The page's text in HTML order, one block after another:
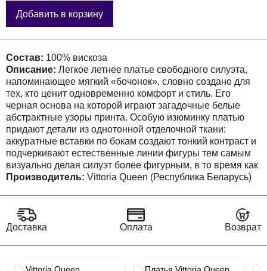
Добавить в корзину
Состав: 100% вискоза
Описание: Легкое летнее платье свободного силуэта,
напоминающее мягкий «бочонок», словно создано для
тех, кто ценит одновременно комфорт и стиль. Его
черная основа на которой играют загадочные белые
абстрактные узоры принта. Особую изюминку платью
придают детали из однотонной отделочной ткани:
аккуратные вставки по бокам создают тонкий контраст и
подчеркивают естественные линии фигуры тем самым
визуально делая силуэт более фигурным, в то время как
планки, обрамляющие рукава и горловину, добавляют
ритм всему изделию. Горловина в платье округлой
формы. Рукав в платье цельнокроеный, с отделкой в
декоративные разрезы. В рельефах по переду платья
Производитель: Vittoria Queen (Республика Беларусь)
Доставка Оплата Возврат
Связанные разделы каталога